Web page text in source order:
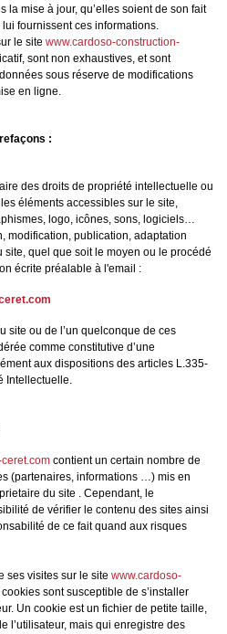
la mise à jour, qu’elles soient de son fait
fournissent ces informations.
le site www.cardoso-construction-
sont non exhaustives, et sont
sous réserve de modifications
en ligne.
:
des droits de propriété intellectuelle ou
éléments accessibles sur le site,
logo, icônes, sons, logiciels…
modification, publication, adaptation
quel que soit le moyen ou le procédé
écrite préalable à l'email :
site ou de l’un quelconque de ces
comme constitutive d’une
aux dispositions des articles L.335-
Intellectuelle.
contient un certain nombre de
(partenaires, informations …) mis en
du site . Cependant, le
de vérifier le contenu des sites ainsi
de ce fait quand aux risques
ses visites sur le site www.cardoso-
sont susceptible de s’installer
Un cookie est un fichier de petite taille,
l’utilisateur, mais qui enregistre des